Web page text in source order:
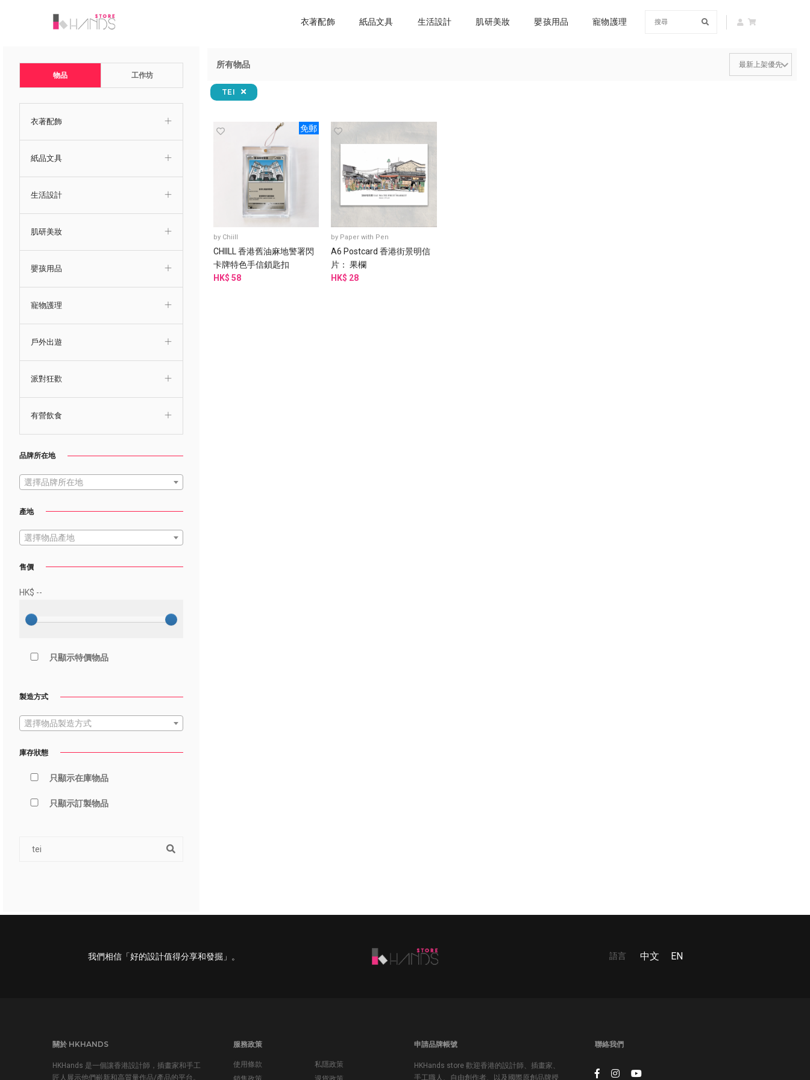
衣著配飾 紙品文具 生活設計 肌研美妝 嬰孩用品 寵物護理
物品 工作坊
衣著配飾
紙品文具
生活設計
肌研美妝
嬰孩用品
寵物護理
戶外出遊
派對狂歡
有營飲食
品牌所在地
選擇品牌所在地
產地
選擇物品產地
售價
HK$ --
只顯示特價物品
製造方式
選擇物品製造方式
庫存狀態
只顯示在庫物品
只顯示訂製物品
所有物品
TEI
免郵
by Chiill
CHIILL 香港舊油麻地警署閃
卡牌特色手信鎖匙扣
HK$ 58
by Paper with Pen
A6 Postcard 香港街景明信
片： 果欄
HK$ 28
我們相信「好的設計值得分享和發掘」。 語言 中文 EN
關於 HKHANDS
HKHands 是一個讓香港設計師，插畫家和手工
匠人展示他們嶄新和高質量作品/產品的平台。
服務政策
使用條款
私隱政策
申請品牌帳號
HKHands store 歡迎香港的設計師、插畫家、
手工職人、自由創作者、以及國際原創品牌授
聯絡我們